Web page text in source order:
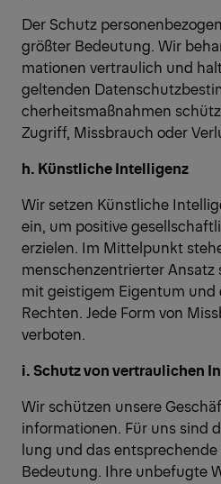
Der Schutz
größter Bedeutung. Wir
mationen vertraulich und
geltenden
cherheitsmaßnahmen
Zugriff, Missbrauch oder
h. Künstliche Intelligenz
Wir setzen Künstliche
ein, um positive
erzielen. Im Mittelpunkt
menschenzentrierter Ansatz
mit geistigem Eigentum und
Rechten. Jede Form von
verboten.
i. Schutz von vertraulichen
Wir schützen unsere
informationen. Für uns sind
lung und das
Bedeutung. Ihre unbefugte